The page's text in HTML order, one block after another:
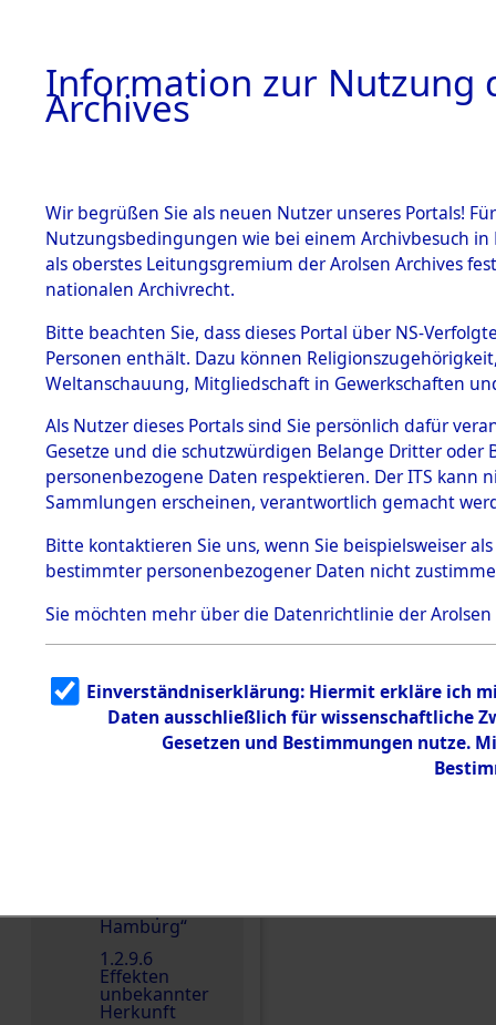
BESTÄNDE
1.
Inhaftierungsdoku
mente
1.2.9 Beim ITS
Effekten
1.2.9.1
Effekten aus
dem KZ
Dachau
1.2.9.2
Effekten aus
dem KZ
Bayerisches
1.2.9.3
Effekten aus
dem KZ
Neuengamm
Hamburg“
1.2.9.6
Effekten
unbekannter
Herkunft
0007
Einen Kommentar
Information zur Nutzung
Archives
Wir begrüßen Sie als neuen Nutzer unseres Portals!
Nutzungsbedingungen wie bei einem Archivbesuch
als oberstes Leitungsgremium der Arolsen Archives
nationalen Archivrecht.
Bitte beachten Sie, dass dieses Portal über NS-
Personen enthält. Dazu können
Weltanschauung, Mitgliedschaft in Gewerkschaften
Als Nutzer dieses Portals sind Sie persönlich dafür
Gesetze und die schutzwürdigen Belange Dritter
personenbezogene Daten respektieren. Der ITS
Sammlungen erscheinen, verantwortlich gemacht
Bitte kontaktieren Sie uns, wenn Sie beispielsweiser
bestimmter personenbezogener Daten nicht
Sie möchten mehr über die Datenrichtlinie der Arolsen
Einverständniserklärung: Hiermit erkläre ich
Daten ausschließlich für wissenschaftliche
Gesetzen und Bestimmungen nutze.